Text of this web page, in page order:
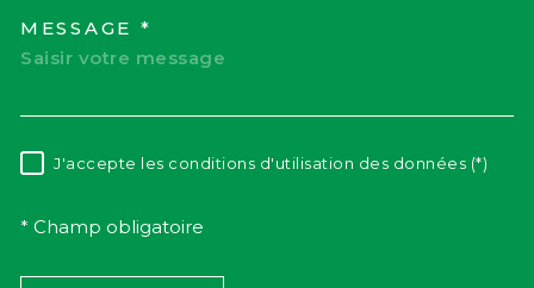
MESSAGE *
RÈGLEMENTATION
J'accepte les conditions d'utilisation des données (*)
* Champ obligatoire